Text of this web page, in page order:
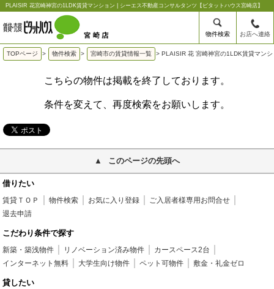
PLAISIR 花宮崎神宮の1LDK賃貸マンション | シーエス不動産コンサルタンツ【ピタットハウス宮崎店】
物件検索 お店へ連絡
TOPページ > 物件検索 > 宮崎市の賃貸情報一覧 > PLAISIR 花 宮崎神宮の1LDK賃貸マンシ
こちらの物件は掲載を終了しております。
条件を変えて、再度検索をお願いします。
このページの先頭へ
借りたい
賃貸ＴＯＰ 物件検索 お気に入り登録
ご入居者様専用お問合せ
退去申請
こだわり条件で探す
新築・築浅物件 リノベーション済み物件
カースペース2台
インターネット無料
大学生向け物件 ペット可物件 敷金・礼金ゼロ
貸したい